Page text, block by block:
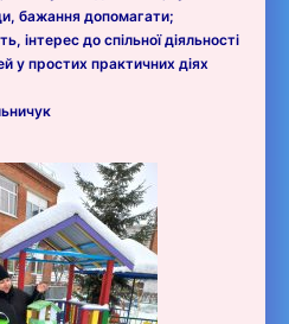
бажання допомагати;
інтерес до спільної діяльності
у простих практичних діях